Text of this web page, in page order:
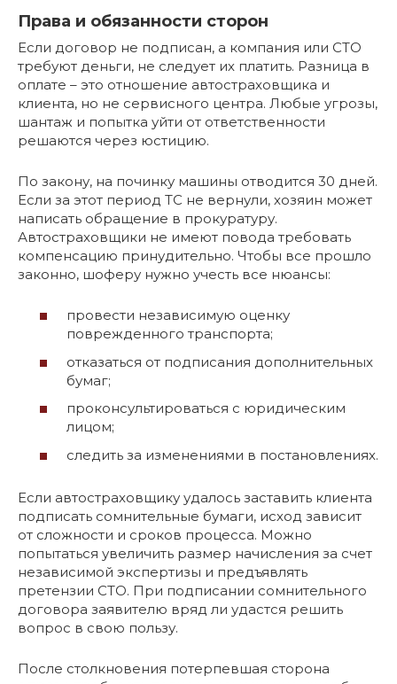
Права и обязанности сторон
Если договор не подписан, а компания или СТО
требуют деньги, не следует их платить. Разница в
оплате – это отношение автостраховщика и
клиента, но не сервисного центра. Любые угрозы,
шантаж и попытка уйти от ответственности
решаются через юстицию.
По закону, на починку машины отводится 30 дней.
Если за этот период ТС не вернули, хозяин может
написать обращение в прокуратуру.
Автостраховщики не имеют повода требовать
компенсацию принудительно. Чтобы все прошло
законно, шоферу нужно учесть все нюансы:
провести независимую оценку
поврежденного транспорта;
отказаться от подписания дополнительных
бумаг;
проконсультироваться с юридическим
лицом;
следить за изменениями в постановлениях.
Если автостраховщику удалось заставить клиента
подписать сомнительные бумаги, исход зависит
от сложности и сроков процесса. Можно
попытаться увеличить размер начисления за счет
независимой экспертизы и предъявлять
претензии СТО. При подписании сомнительного
договора заявителю вряд ли удастся решить
вопрос в свою пользу.
После столкновения потерпевшая сторона